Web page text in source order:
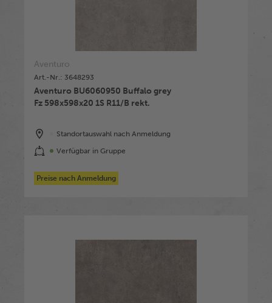
Aventuro
Art.-Nr.: 3648293
Aventuro BU6060950 Buffalo grey
Fz 598x598x20 1S R11/B rekt.
Standortauswahl nach Anmeldung
Verfügbar in Gruppe
Preise nach Anmeldung